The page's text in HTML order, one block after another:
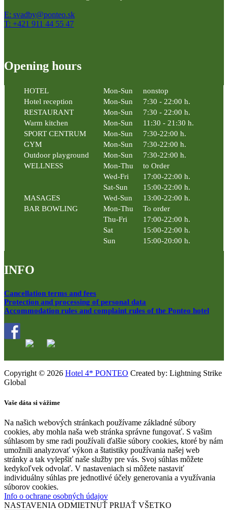
E: svadby@ponteo.sk
T: +421 911 44 55 47
Opening hours
HOTEL Mon-Sun
nonstop
Hotel reception
Mon-Sun
7:30 - 22:00 h.
RESTAURANT
Mon-Sun
7:30 - 22:00 h.
Warm kitchen
Mon-Sun
11:30 - 21:30 h.
SPORT CENTRUM
Mon-Sun
7:30-22:00 h.
GYM
Mon-Sun
7:30-22:00 h.
Outdoor playground
Mon-Sun
7:30-22:00 h.
WELLNESS
Mon-Thu
to Order
Wed-Fri
17:00-22:00 h.
Sat-Sun
15:00-22:00 h.
MASAGES
Wed-Sun
13:00-22:00 h.
BAR BOWLING
Mon-Thu
To order
Thu-Fri
17:00-22:00 h.
Sat
15:00-22:00 h.
Sun
15:00-20:00 h.
INFO
Cancellation terms and fees
Protection and processing of personal data
Accommodation rules and complaint rules of the Ponteo hotel
Copyright © 2026 Hotel 4* PONTEO Created by: Lightning Strike
Global
Vaše dáta si vážime
Na našich webových stránkach používame základné súbory
cookies, aby mohla naša web stránka správne fungovať. S vašim
súhlasom by sme radi používali ďalšie súbory cookies, ktoré by nám
umožnili analyzovať výkon a štatistiky používania našej web
stránky a tak vylepšiť naše služby pre vás. Svoj súhlas môžete
kedykoľvek odvolať. V nastaveniach si môžete nastaviť
individuálny súhlas pre jednotlivé účely generovania a využívania
súborov cookies.
Info o ochrane osobných údajov
NASTAVENIA ODMIETNUŤ PRIJAŤ VŠETKO